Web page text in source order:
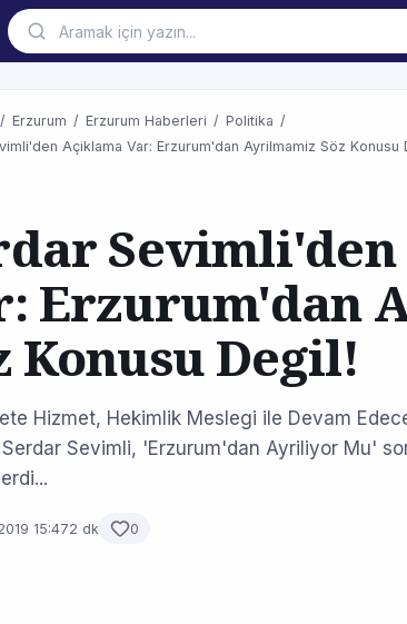
/ Erzurum / Erzurum Haberleri / Politika /
Açiklama Var: Erzurum'dan Ayrilmamiz Söz Konusu
Erzurum'dan
Konusu Degil!
Hizmet, Hekimlik Meslegi ile Devam
Serdar Sevimli, 'Erzurum'dan Ayriliyor Mu'
15:472 dk 0